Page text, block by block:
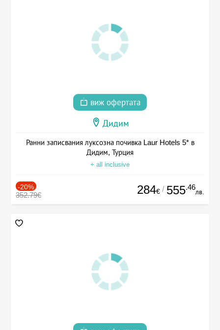
виж офертата
Дидим
Ранни записвания луксозна почивка Laur Hotels 5* в
Дидим, Турция
+ all inclusive
-20%
352.79€ 284€ / 555.46
лв.